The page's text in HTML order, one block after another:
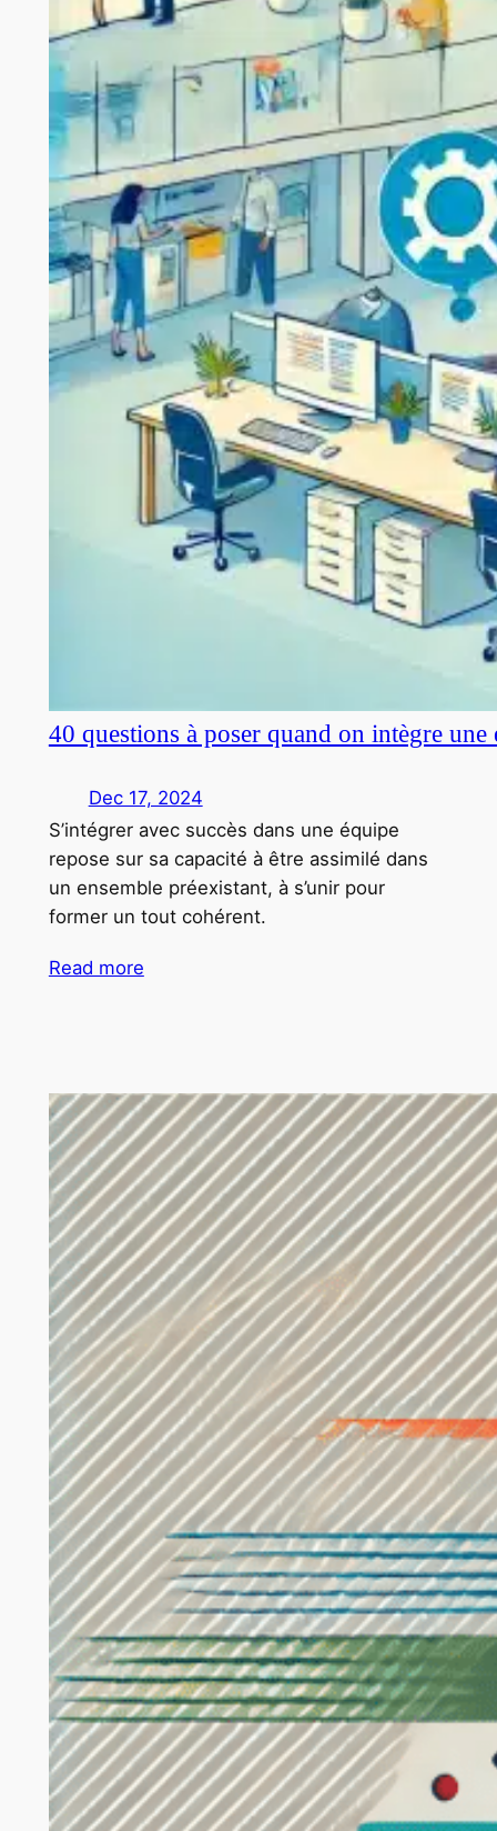
40 questions à poser quand on intègre
Dec 17, 2024
S’intégrer avec succès dans une équipe
repose sur sa capacité à être assimilé dans
un ensemble préexistant, à s’unir pour
former un tout cohérent.
Read more